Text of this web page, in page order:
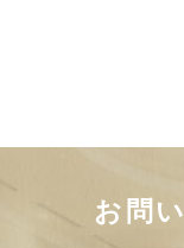
お問